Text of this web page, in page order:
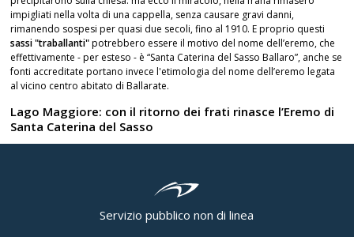
impigliati nella volta di una cappella, senza causare gravi danni,
rimanendo sospesi per quasi due secoli, fino al 1910. E proprio questi
sassi "traballanti"potrebbero essere il motivo del nome dell’eremo, che
effettivamente - per esteso - è “Santa Caterina del Sasso Ballaro”, anche se
fonti accreditate portano invece l'etimologia del nome dell’eremo legata
al vicino centro abitato di Ballarate.
Lago Maggiore: con il ritorno dei frati rinasce l’Eremo di
Santa Caterina del Sasso
Servizio pubblico non di linea